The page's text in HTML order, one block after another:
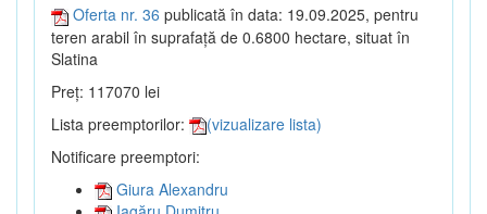
Oferta nr. 36 publicată în data: 19.09.2025, pentru
teren arabil în suprafață de 0.6800 hectare, situat în
Slatina
Preț: 117070 lei
Lista preemptorilor:
(vizualizare lista)
Notificare preemptori:
Giura Alexandru